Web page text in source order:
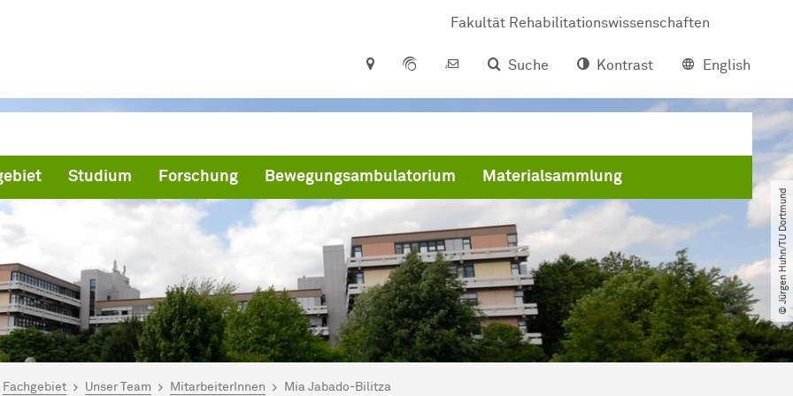
Fakultät Rehabilitationswissenschaften
Suche
Kontrast English
Studium Forschung Bewegungsambulatorium Materialsammlung
© Jürgen Huhn​/​TU Dortmund
hier:
Fachgebiet Unser Team MitarbeiterInnen Mia Jabado-Bilitza